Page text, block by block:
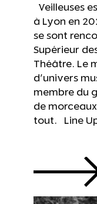
Veilleuses
à Lyon en
se sont
Supérieur
Théâtre. Le
d'univers
membre du
de
tout. Line